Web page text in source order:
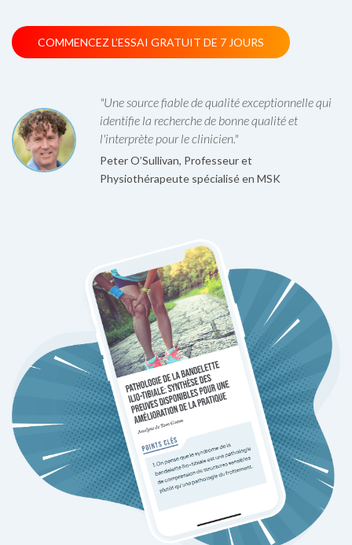
COMMENCEZ L’ESSAI GRATUIT DE 7 JOURS
"Une source fiable de qualité exceptionnelle qui
identifie la recherche de bonne qualité et
l'interprète pour le clinicien."
Peter O’Sullivan, Professeur et
Physiothérapeute spécialisé en MSK